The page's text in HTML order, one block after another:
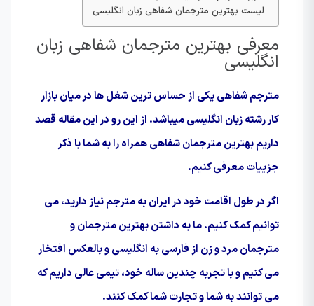
لیست بهترین مترجمان شفاهی زبان انگلیسی
معرفی بهترین مترجمان شفاهی زبان
انگلیسی
مترجم شفاهی یکی از حساس ترین شغل ها در میان بازار
کار رشته زبان انگلیسی میباشد. از این رو در این مقاله قصد
داریم بهترین مترجمان شفاهی همراه را به شما با ذکر
جزییات معرفی کنیم.
اگر در طول اقامت خود در ایران به مترجم نیاز دارید، می
توانیم کمک کنیم. ما به داشتن بهترین مترجمان و
مترجمان مرد و زن از فارسی به انگلیسی و بالعکس افتخار
می کنیم و با تجربه چندین ساله خود، تیمی عالی داریم که
می توانند به شما و تجارت شما کمک کنند.